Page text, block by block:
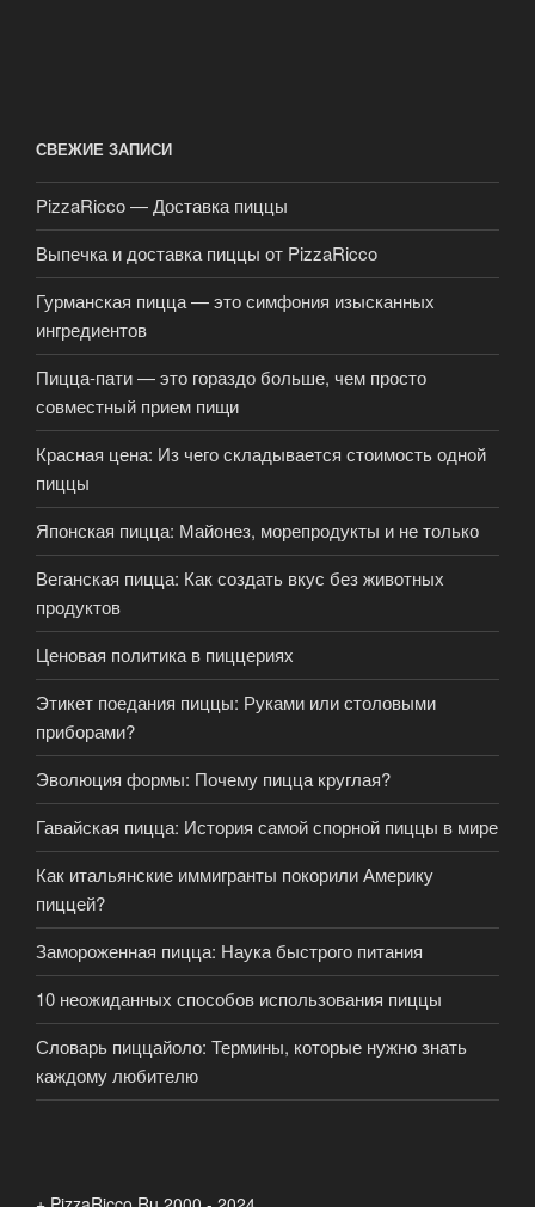
СВЕЖИЕ ЗАПИСИ
PizzaRicco — Доставка пиццы
Выпечка и доставка пиццы от PizzaRicco
Гурманская пицца — это симфония изысканных
ингредиентов
Пицца-пати — это гораздо больше, чем просто
совместный прием пищи
Красная цена: Из чего складывается стоимость одной
пиццы
Японская пицца: Майонез, морепродукты и не только
Веганская пицца: Как создать вкус без животных
продуктов
Ценовая политика в пиццериях
Этикет поедания пиццы: Руками или столовыми
приборами?
Эволюция формы: Почему пицца круглая?
Гавайская пицца: История самой спорной пиццы в мире
Как итальянские иммигранты покорили Америку
пиццей?
Замороженная пицца: Наука быстрого питания
10 неожиданных способов использования пиццы
Словарь пиццайоло: Термины, которые нужно знать
каждому любителю